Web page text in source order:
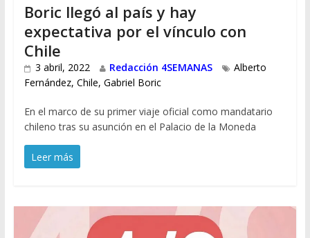
Boric llegó al país y hay
expectativa por el vínculo con
Chile
3 abril, 2022 Redacción 4SEMANAS
Alberto
Fernández, Chile, Gabriel Boric
En el marco de su primer viaje oficial como mandatario
chileno tras su asunción en el Palacio de la Moneda
Leer más